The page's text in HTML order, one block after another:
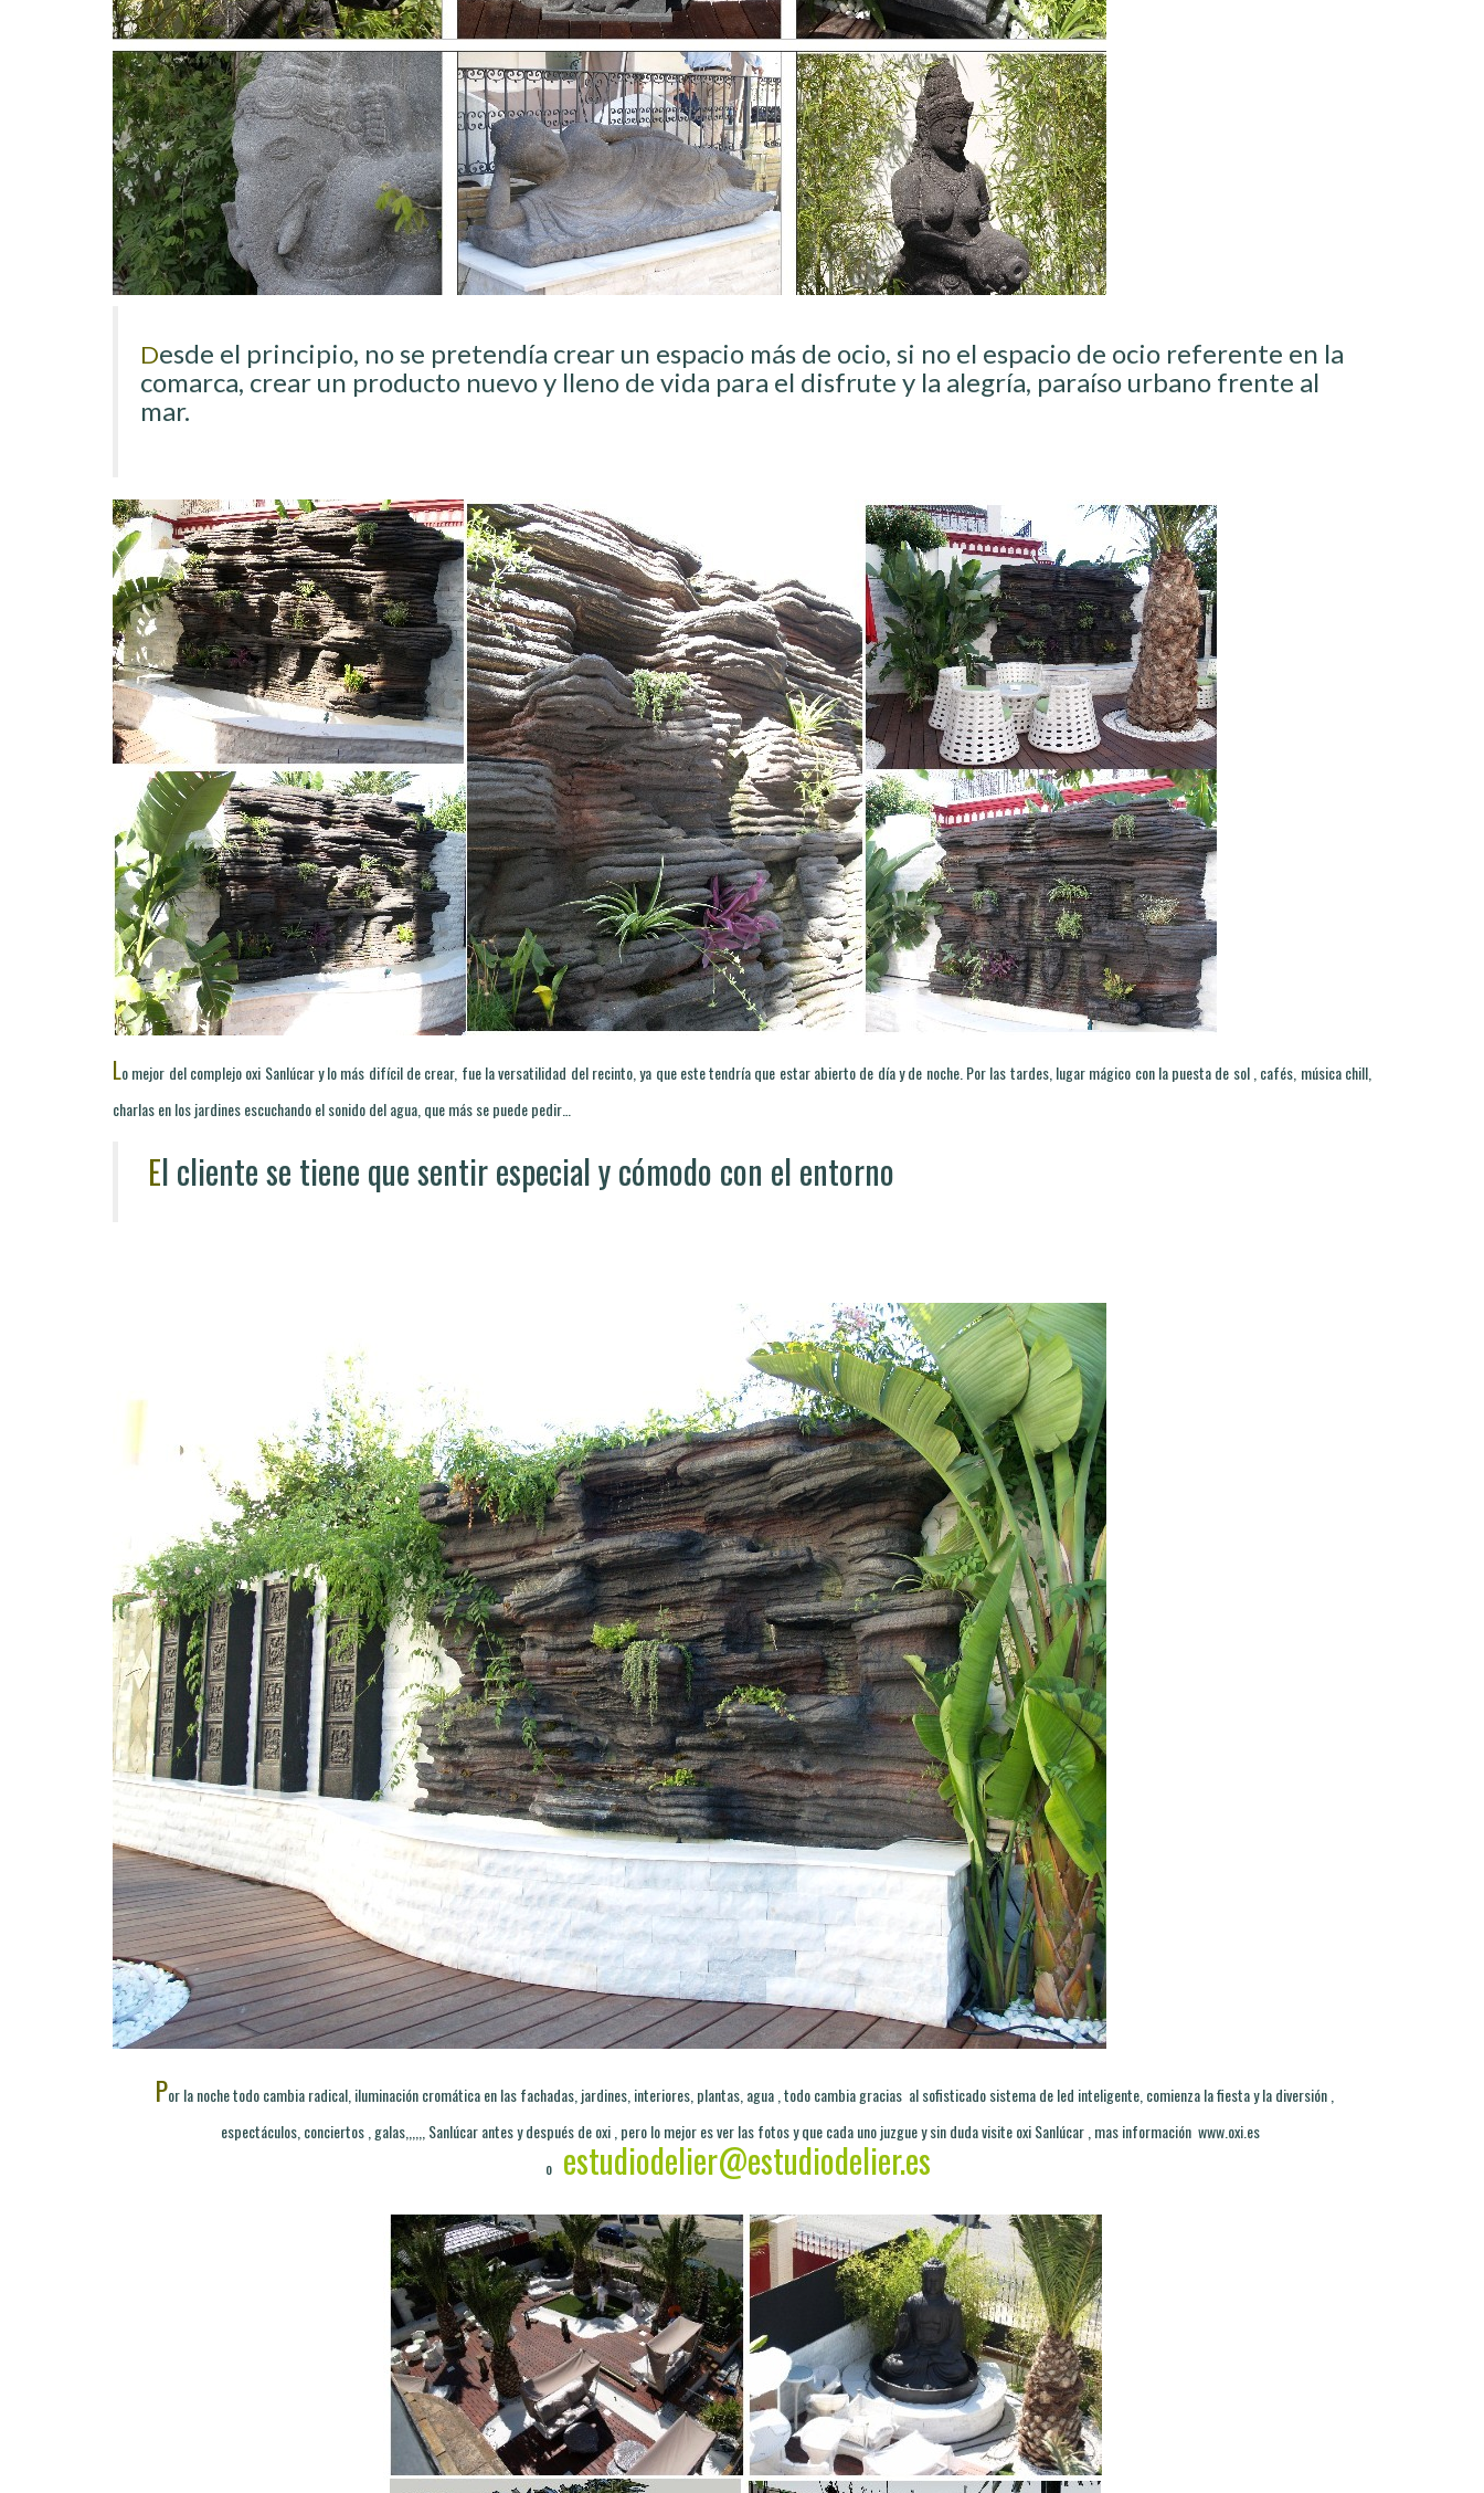
Desde el principio, no se pretendía crear un espacio más de ocio, si no el espacio de ocio referente en la
comarca, crear un producto nuevo y lleno de vida para el disfrute y la alegría, paraíso urbano frente al
mar.
Lo mejor del complejo oxi Sanlúcar y lo más difícil de crear, fue la versatilidad del recinto, ya que este tendría que estar abierto de día y de noche. Por las tardes, lugar mágico con la puesta de sol , cafés, música chill,
charlas en los jardines escuchando el sonido del agua, que más se puede pedir…
El cliente se tiene que sentir especial y cómodo con el entorno
Por la noche todo cambia radical, iluminación cromática en las fachadas, jardines, interiores, plantas, agua , todo cambia gracias al sofisticado sistema de led inteligente, comienza la fiesta y la diversión ,
espectáculos, conciertos , galas,,,,,, Sanlúcar antes y después de oxi , pero lo mejor es ver las fotos y que cada uno juzgue y sin duda visite oxi Sanlúcar , mas información www.oxi.es
o estudiodelier@estudiodelier.es